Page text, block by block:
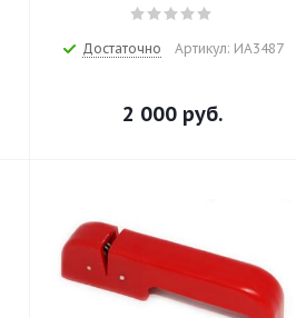
Достаточно Артикул: ИА3487
2 000руб.